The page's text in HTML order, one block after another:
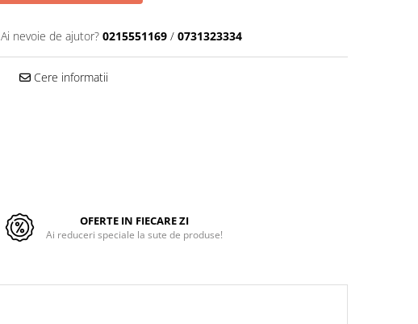
Ai nevoie de ajutor? 0215551169 / 0731323334
Cere informatii
OFERTE IN FIECARE ZI
Ai reduceri speciale la sute de produse!